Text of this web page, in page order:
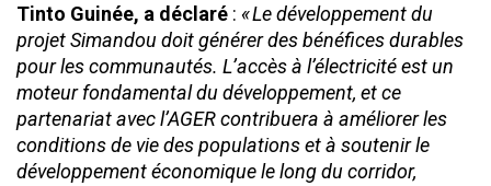
Tinto Guinée, a déclaré : « Le développement du
projet Simandou doit générer des bénéfices durables
pour les communautés. L’accès à l’électricité est un
moteur fondamental du développement, et ce
partenariat avec l’AGER contribuera à améliorer les
conditions de vie des populations et à soutenir le
développement économique le long du corridor,